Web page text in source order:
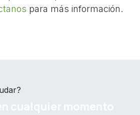
para más información.